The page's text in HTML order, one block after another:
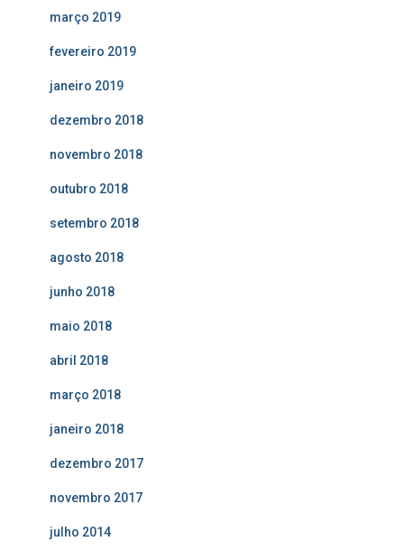
março 2019
fevereiro 2019
janeiro 2019
dezembro 2018
novembro 2018
outubro 2018
setembro 2018
agosto 2018
junho 2018
maio 2018
abril 2018
março 2018
janeiro 2018
dezembro 2017
novembro 2017
julho 2014